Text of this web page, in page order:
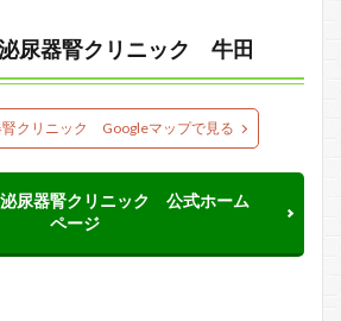
尿器腎クリニック 牛田
腎クリニック Googleマップで見る
尿器腎クリニック 公式ホーム
ページ